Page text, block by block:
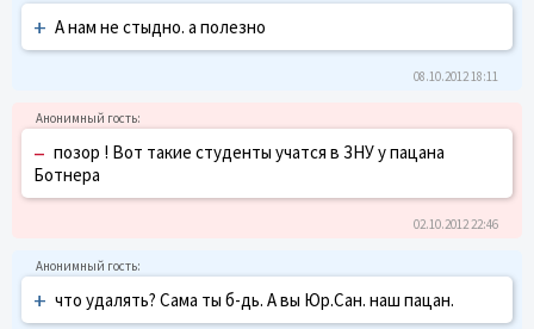
+ А нам не стыдно. а полезно
08.10.2012 18:11
– позор ! Вот такие студенты учатся в ЗНУ у пацана
Ботнера
02.10.2012 22:46
+ что удалять? Сама ты б-дь. А вы Юр.Сан. наш пацан.